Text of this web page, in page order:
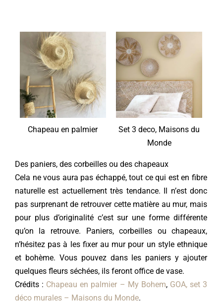
Chapeau en palmier
Set 3 deco, Maisons du
Monde
Des paniers, des corbeilles ou des chapeaux
Cela ne vous aura pas échappé, tout ce qui est en fibre
naturelle est actuellement très tendance. Il n’est donc
pas surprenant de retrouver cette matière au mur, mais
pour plus d’originalité c’est sur une forme différente
qu’on la retrouve. Paniers, corbeilles ou chapeaux,
n’hésitez pas à les fixer au mur pour un style ethnique
et bohème. Vous pouvez dans les paniers y ajouter
quelques fleurs séchées, ils feront office de vase.
Crédits : Chapeau en palmier – My Bohem, GOA, set 3
déco murales – Maisons du Monde.